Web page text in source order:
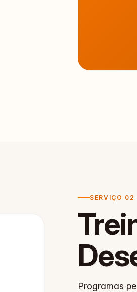
SERVIÇO 02
Programas